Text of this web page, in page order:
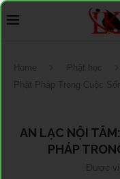
Home Phật học
Phật Pháp Trong Cuộc
AN LẠC NỘI
PHÁP
Được